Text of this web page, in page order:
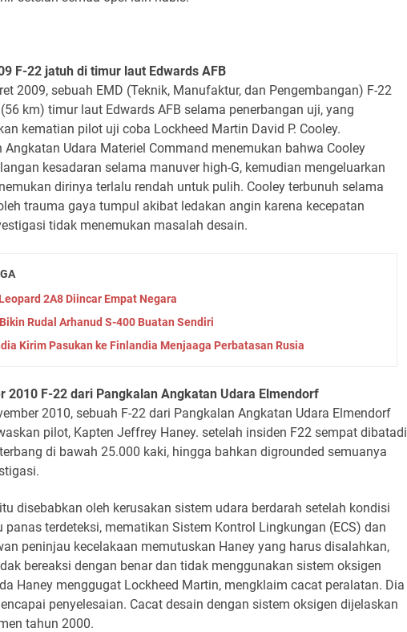
F-22 jatuh di timur laut Edwards AFB
2009, sebuah EMD (Teknik, Manufaktur, dan Pengembangan) F-22
km) timur laut Edwards AFB selama penerbangan uji, yang
kematian pilot uji coba Lockheed Martin David P. Cooley.
Angkatan Udara Materiel Command menemukan bahwa Cooley
kesadaran selama manuver high-G, kemudian mengeluarkan
dirinya terlalu rendah untuk pulih. Cooley terbunuh selama
trauma gaya tumpul akibat ledakan angin karena kecepatan
tidak menemukan masalah desain.
2A8 Diincar Empat Negara
Rudal Arhanud S-400 Buatan Sendiri
Kirim Pasukan ke Finlandia Menjaaga Perbatasan Rusia
2010 F-22 dari Pangkalan Angkatan Udara Elmendorf
2010, sebuah F-22 dari Pangkalan Angkatan Udara Elmendorf
pilot, Kapten Jeffrey Haney. setelah insiden F22 sempat dibatadi
di bawah 25.000 kaki, hingga bahkan digrounded semuanya
disebabkan oleh kerusakan sistem udara berdarah setelah kondisi
panas terdeteksi, mematikan Sistem Kontrol Lingkungan (ECS) dan
peninjau kecelakaan memutuskan Haney yang harus disalahkan,
bereaksi dengan benar dan tidak menggunakan sistem oksigen
Haney menggugat Lockheed Martin, mengklaim cacat peralatan. Dia
penyelesaian. Cacat desain dengan sistem oksigen dijelaskan
tahun 2000.